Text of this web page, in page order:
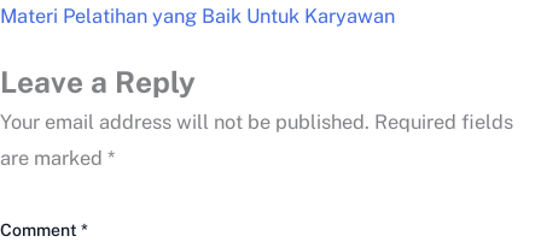
Materi Pelatihan yang Baik Untuk Karyawan
Leave a Reply
Your email address will not be published. Required fields
are marked *
Comment *